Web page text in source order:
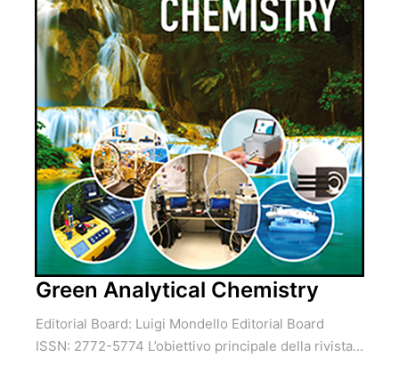
Green Analytical Chemistry
Editorial Board: Luigi Mondello Editorial Board
ISSN: 2772-5774 L’obiettivo principale della rivista...